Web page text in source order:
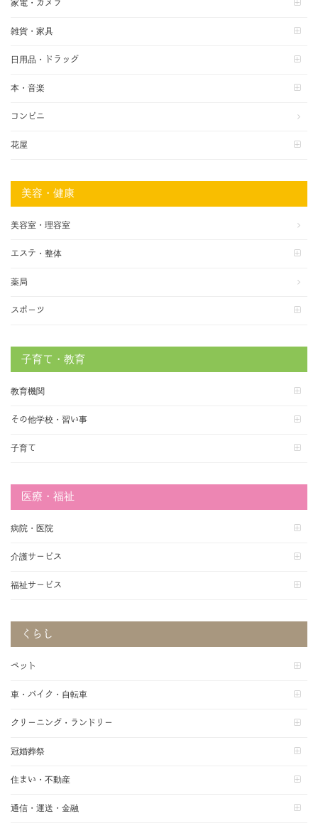
家電・カメラ
雑貨・家具
日用品・ドラッグ
本・音楽
コンビニ
花屋
美容・健康
美容室・理容室
エステ・整体
薬局
スポーツ
子育て・教育
教育機関
その他学校・習い事
子育て
医療・福祉
病院・医院
介護サービス
福祉サービス
くらし
ペット
車・バイク・自転車
クリーニング・ランドリー
冠婚葬祭
住まい・不動産
通信・運送・金融